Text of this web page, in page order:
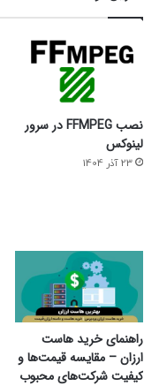
نصب FFMPEG در سرور
لینوکس
23 آذر 1404
راهنمای خرید هاست
ارزان – مقایسه قیمت‌ها و
کیفیت شرکت‌های محبوب